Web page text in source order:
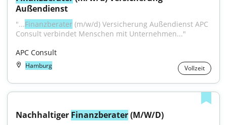
Außendienst
"...Finanzberater (m/w/d) Versicherung Außendienst APC
Consult verbindet Menschen mit Unternehmen..."
APC Consult
Hamburg Vollzeit
Nachhaltiger Finanzberater (M/W/D)